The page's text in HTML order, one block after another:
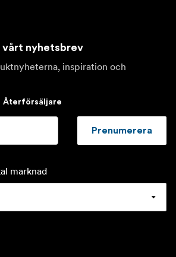
vårt nyhetsbrev
inspiration och
Återförsäljare
Prenumerera
marknad